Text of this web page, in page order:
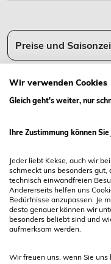
Preise und
01 Belegt
Pfeil zum
Wir verwenden Cookies
Gleich geht's weiter, nur
Ihre Zustimmung können
Jeder liebt Kekse, auch wir
schmeckt uns besonders
technisch einwandfreien
Andererseits helfen uns
Bedürfnisse anzupassen. Je
desto genauer können wir
besonders beliebt sind und
aufmerksam werden.
Wir freuen uns, wenn Sie